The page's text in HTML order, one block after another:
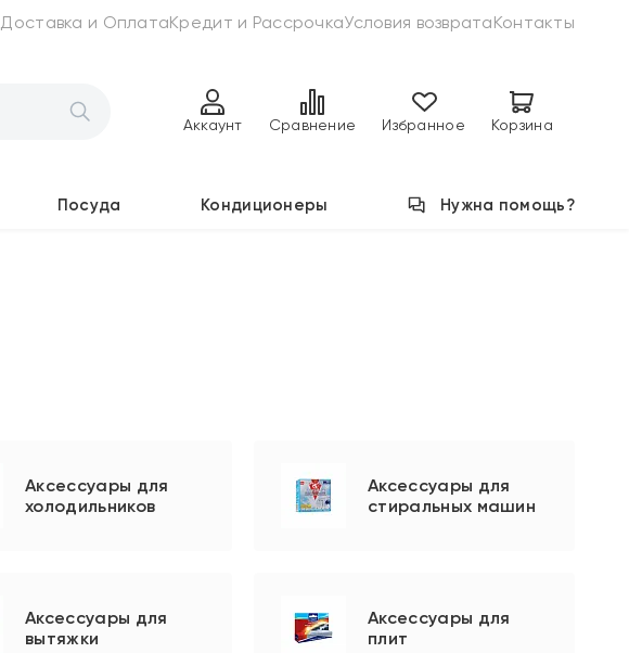
Доставка и ОплатаКредит и РассрочкаУсловия возвратаКонтакты
Аккаунт Сравнение Избранное Корзина
Посуда Кондиционеры Нужна помощь?
Акcессуары для
холодильников
Аксессуары для
стиральных машин
Аксессуары для
вытяжки
Аксессуары для
плит